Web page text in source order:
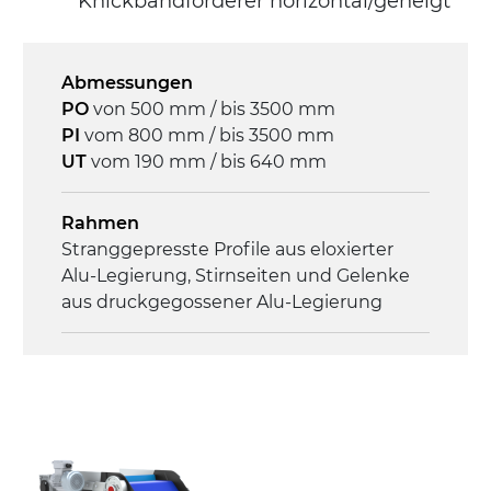
direkt, Zug (linke Seite),
Mehrfachspannung 230/400Vac-50Hz-
3Ph
Geschwindigkeit
3,4 m/Minute
Steuerung
On/Off, E-Stopp, Motor-
Überlastungsschutz
Abmessungen
PO von 500 mm / bis 3500 mm
PI vom 800 mm / bis 3500 mm
UT vom 190 mm / bis 640 mm
Rahmen
Stranggepresste Profile aus eloxierter
Alu-Legierung, Stirnseiten und Gelenke
aus druckgegossener Alu-Legierung
Ständer